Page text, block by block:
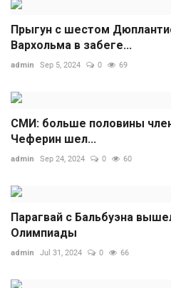
Прыгун с шестом
Вархольма в забеге...
admin Sep 5, 2024 0 69
СМИ: больше половины
Чеферин шел...
admin Sep 24, 2024 0 60
Парагвай с Бальбуэна
Олимпиады
admin Jul 31, 2024 0 66